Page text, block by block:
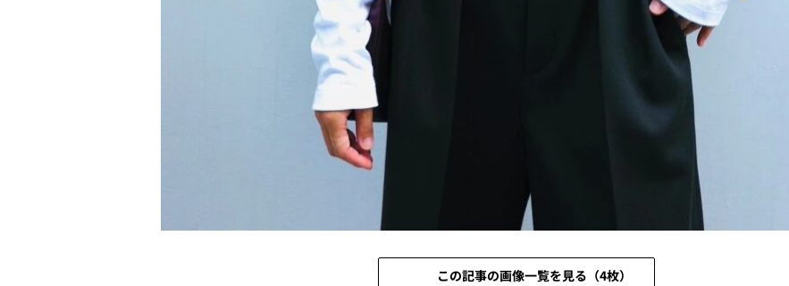
この記事の画像一覧を見る（4枚）